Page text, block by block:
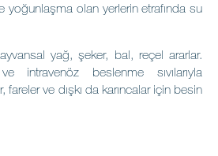
yoğunlaşma olan yerlerin etrafında su
yağ, şeker, bal, reçel ararlar.
intravenöz beslenme sıvılarıyla
fareler ve dışkı da karıncalar için besin